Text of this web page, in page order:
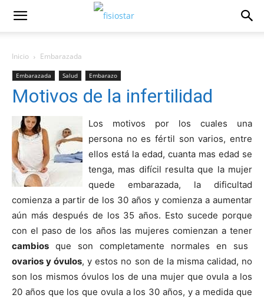
Inicio Embarazada
Embarazada Salud Embarazo
Motivos de la infertilidad
Los motivos por los cuales una
persona no es fértil son varios, entre
ellos está la edad, cuanta mas edad se
tenga, mas difí­cil resulta que la mujer
quede embarazada, la dificultad
comienza a partir de los 30 años y comienza a aumentar
aún más después de los 35 años. Esto sucede porque
con el paso de los años las mujeres comienzan a tener
cambios que son completamente normales en sus
ovarios y óvulos, y estos no son de la misma calidad, no
son los mismos óvulos los de una mujer que ovula a los
20 años que los que ovula a los 30 años, y a medida que